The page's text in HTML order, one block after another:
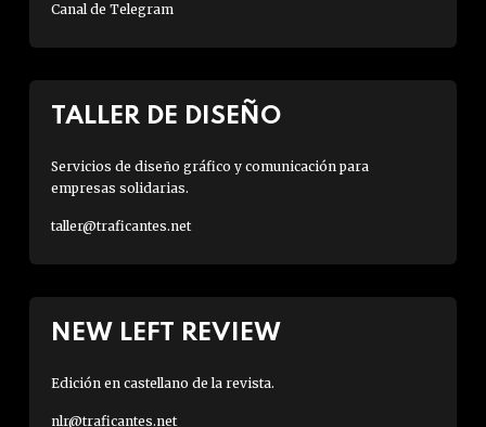
Canal de Telegram
TALLER DE DISEÑO
Servicios de diseño gráfico y comunicación para
empresas solidarias.
taller@traficantes.net
NEW LEFT REVIEW
Edición en castellano de la revista.
nlr@traficantes.net